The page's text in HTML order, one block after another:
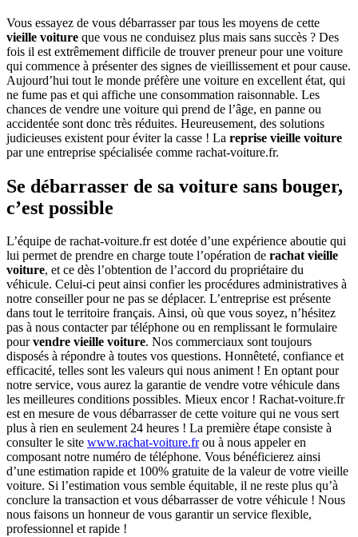
Vous essayez de vous débarrasser par tous les moyens de cette
vieille voiture que vous ne conduisez plus mais sans succès ? Des
fois il est extrêmement difficile de trouver preneur pour une voiture
qui commence à présenter des signes de vieillissement et pour cause.
Aujourd’hui tout le monde préfère une voiture en excellent état, qui
ne fume pas et qui affiche une consommation raisonnable. Les
chances de vendre une voiture qui prend de l’âge, en panne ou
accidentée sont donc très réduites. Heureusement, des solutions
judicieuses existent pour éviter la casse ! La reprise vieille voiture
par une entreprise spécialisée comme rachat-voiture.fr.
Se débarrasser de sa voiture sans bouger,
c’est possible
L’équipe de rachat-voiture.fr est dotée d’une expérience aboutie qui
lui permet de prendre en charge toute l’opération de rachat vieille
voiture, et ce dès l’obtention de l’accord du propriétaire du
véhicule. Celui-ci peut ainsi confier les procédures administratives à
notre conseiller pour ne pas se déplacer. L’entreprise est présente
dans tout le territoire français. Ainsi, où que vous soyez, n’hésitez
pas à nous contacter par téléphone ou en remplissant le formulaire
pourvendre vieille voiture. Nos commerciaux sont toujours
disposés à répondre à toutes vos questions. Honnêteté, confiance et
efficacité, telles sont les valeurs qui nous animent ! En optant pour
notre service, vous aurez la garantie de vendre votre véhicule dans
les meilleures conditions possibles. Mieux encor ! Rachat-voiture.fr
est en mesure de vous débarrasser de cette voiture qui ne vous sert
plus à rien en seulement 24 heures ! La première étape consiste à
consulter le site www.rachat-voiture.frou à nous appeler en
composant notre numéro de téléphone. Vous bénéficierez ainsi
d’une estimation rapide et 100% gratuite de la valeur de votre vieille
voiture. Si l’estimation vous semble équitable, il ne reste plus qu’à
conclure la transaction et vous débarrasser de votre véhicule ! Nous
nous faisons un honneur de vous garantir un service flexible,
professionnel et rapide !